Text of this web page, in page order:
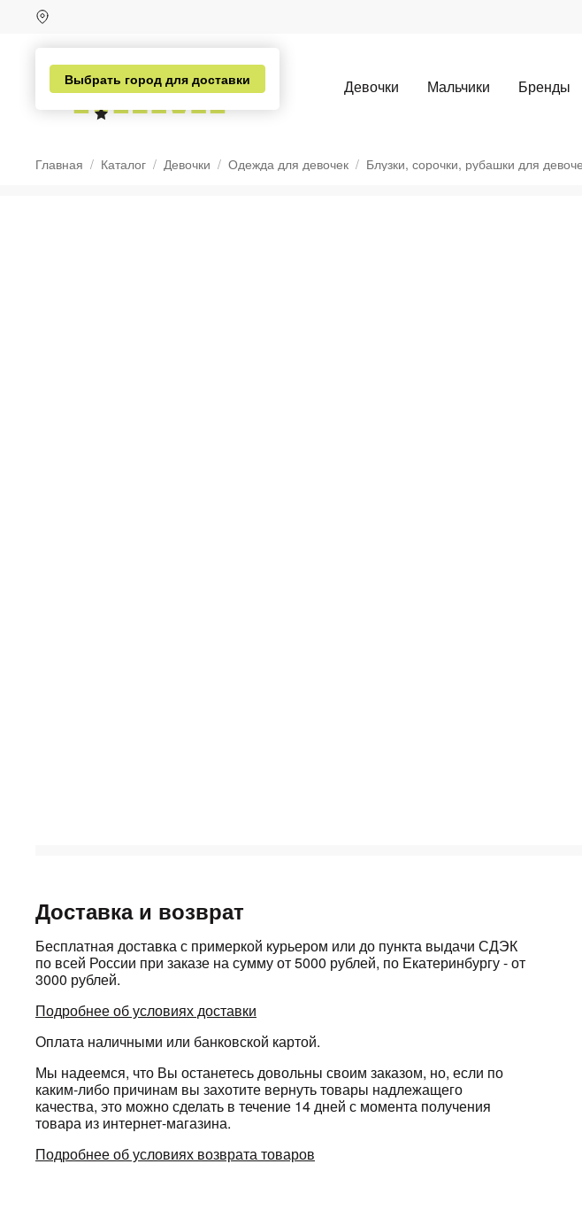
Выбрать город для доставки Девочки Мальчики Бренды
Главная Каталог Девочки Одежда для девочек Блузки, сорочки, рубашки для
Доставка и возврат
Бесплатная доставка с примеркой курьером или до пункта выдачи СДЭК
по всей России при заказе на сумму от 5000 рублей, по Екатеринбургу - от
3000 рублей.
Подробнее об условиях доставки
Оплата наличными или банковской картой.
Мы надеемся, что Вы останетесь довольны своим заказом, но, если по
каким-либо причинам вы захотите вернуть товары надлежащего
качества, это можно сделать в течение 14 дней с момента получения
товара из интернет-магазина.
Подробнее об условиях возврата товаров
недели
8 800